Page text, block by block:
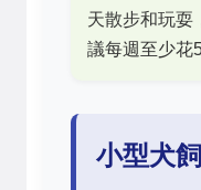
天散步和玩耍
議每週至少花
小型犬